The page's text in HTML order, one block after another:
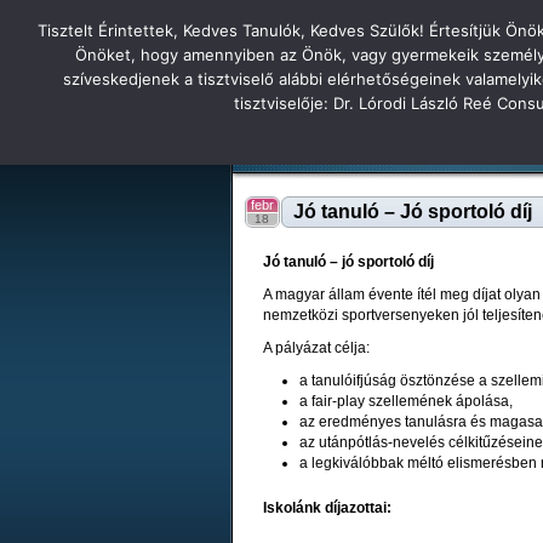
Főoldal Hírek Tudás Állandóság
Jó tanuló – Jó sportoló díj
febr
18
Jó tanuló – jó sportoló díj
A magyar állam évente ítél meg díjat
nemzetközi sportversenyeken jól
A pályázat célja:
a tanulóifjúság ösztönzése a
a fair-play szellemének ápolása,
az eredményes tanulásra és
az utánpótlás-nevelés
a legkiválóbbak méltó elismerésben
Iskolánk díjazottai:
Tatabányai Árpád Gimnázium 2
Tisztelt Érintettek, Kedves Tanulók, Kedves Szülők! Értesítjük
Önöket, hogy amennyiben az Önök, vagy gyermekeik
szíveskedjenek a tisztviselő alábbi elérhetőségeinek
tisztviselője: Dr. Lórodi László Reé